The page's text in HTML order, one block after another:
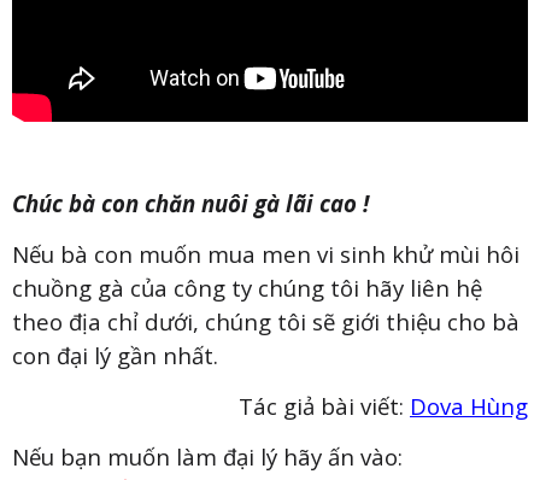
Chúc bà con chăn nuôi gà lãi cao !
Nếu bà con muốn mua men vi sinh khử mùi hôi
chuồng gà của công ty chúng tôi hãy liên hệ
theo địa chỉ dưới, chúng tôi sẽ giới thiệu cho bà
con đại lý gần nhất.
Tác giả bài viết: Dova Hùng
Nếu bạn muốn làm đại lý hãy ấn vào: